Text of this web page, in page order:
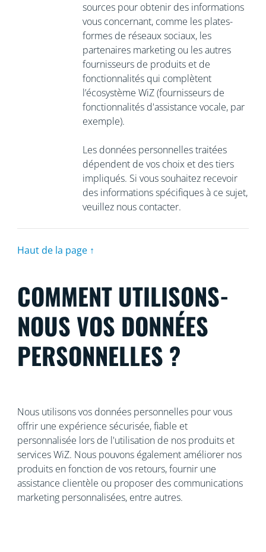
sources pour obtenir des informations
vous concernant, comme les plates-
formes de réseaux sociaux, les
partenaires marketing ou les autres
fournisseurs de produits et de
fonctionnalités qui complètent
l’écosystème WiZ (fournisseurs de
fonctionnalités d'assistance vocale, par
exemple).
Les données personnelles traitées
dépendent de vos choix et des tiers
impliqués. Si vous souhaitez recevoir
des informations spécifiques à ce sujet,
veuillez nous contacter.
Haut de la page ↑
COMMENT UTILISONS-
NOUS VOS DONNÉES
PERSONNELLES ?
Nous utilisons vos données personnelles pour vous
offrir une expérience sécurisée, fiable et
personnalisée lors de l'utilisation de nos produits et
services WiZ. Nous pouvons également améliorer nos
produits en fonction de vos retours, fournir une
assistance clientèle ou proposer des communications
marketing personnalisées, entre autres.